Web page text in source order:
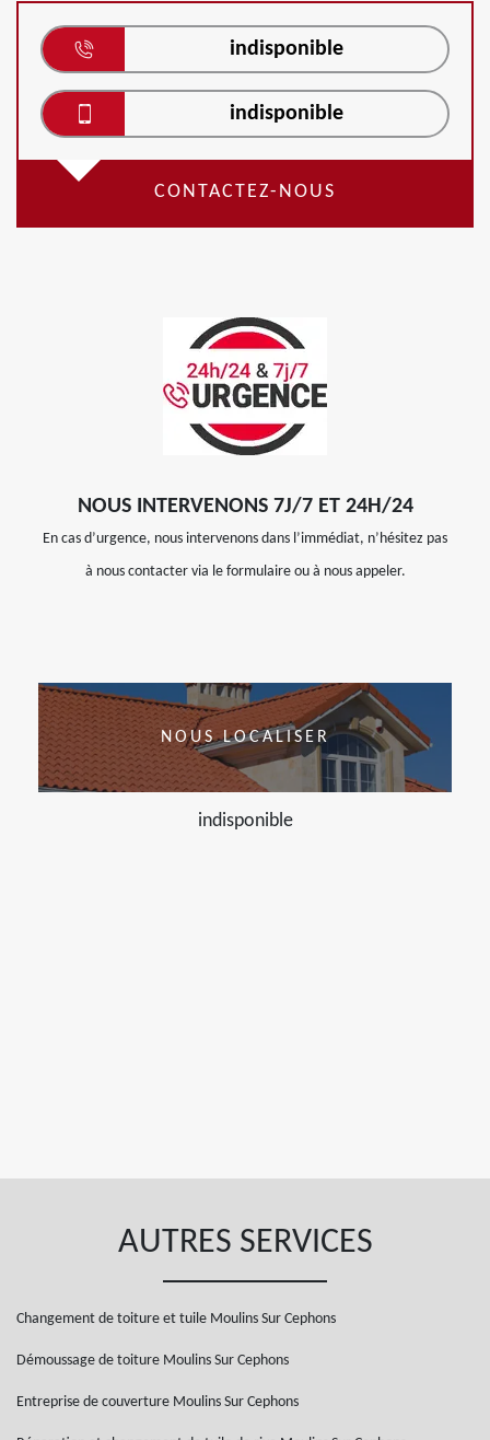
indisponible
indisponible
CONTACTEZ-NOUS
NOUS INTERVENONS 7J/7 ET 24H/24
En cas d’urgence, nous intervenons dans l’immédiat, n’hésitez pas
à nous contacter via le formulaire ou à nous appeler.
NOUS LOCALISER
indisponible
AUTRES SERVICES
Changement de toiture et tuile Moulins Sur Cephons
Démoussage de toiture Moulins Sur Cephons
Entreprise de couverture Moulins Sur Cephons